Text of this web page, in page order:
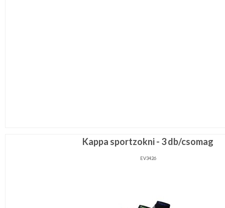
Kappa sportzokni - 3 db/csomag
EV3426